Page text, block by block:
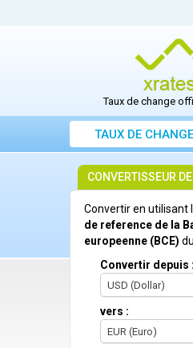
Taux de change
TAUX DE CHANGE
CONVERTISSEUR
Convertir en utilisant
de reference de la
europeenne (BCE) du
Convertir depuis :
USD (Dollar)
vers :
EUR (Euro)